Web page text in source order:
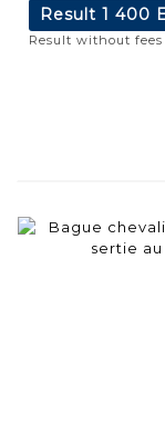
Result 1 400
Result without fees